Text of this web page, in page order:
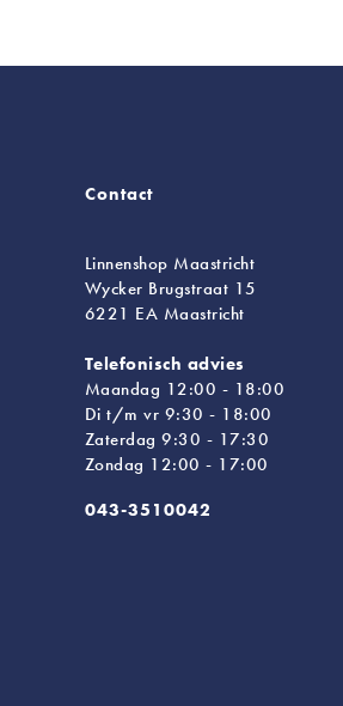
Contact
Linnenshop Maastricht
Wycker Brugstraat 15
6221 EA Maastricht
Telefonisch advies
Maandag 12:00 - 18:00
Di t/m vr 9:30 - 18:00
Zaterdag 9:30 - 17:30
Zondag 12:00 - 17:00
043-3510042